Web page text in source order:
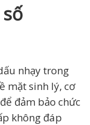
nhạy trong
mặt sinh lý, cơ
đảm bảo chức
không đáp